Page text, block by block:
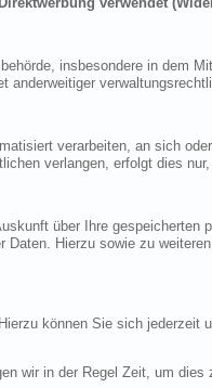
insbesondere in dem
verarbeiten, an sich
verlangen, erfolgt dies
über Ihre gespeicherten
Hierzu sowie zu
können Sie sich jederzeit
wir in der Regel Zeit, um